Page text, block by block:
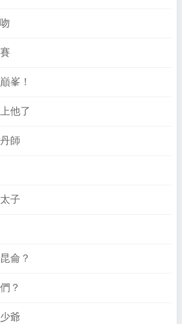
峯！
他了
師
子
侖？
？
爺